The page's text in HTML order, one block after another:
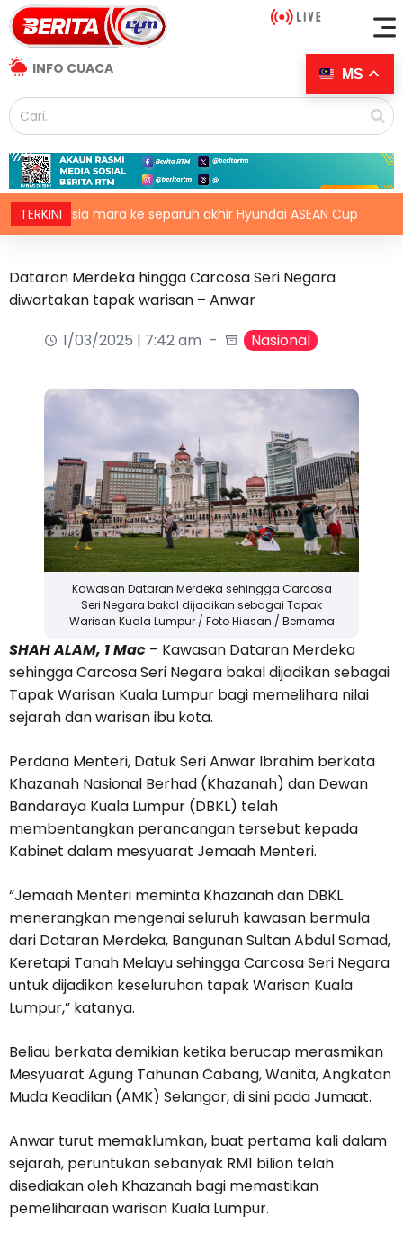
INFO CUACA
TERKINImara ke separuh akhir Hyundai ASEAN Cup
Dataran Merdeka hingga Carcosa Seri Negara
diwartakan tapak warisan – Anwar
1/03/2025 | 7:42 am
Nasional
Kawasan Dataran Merdeka sehingga Carcosa
Seri Negara bakal dijadikan sebagai Tapak
Warisan Kuala Lumpur / Foto Hiasan / Bernama
SHAH ALAM, 1 Mac – Kawasan Dataran Merdeka
sehingga Carcosa Seri Negara bakal dijadikan sebagai
Tapak Warisan Kuala Lumpur bagi memelihara nilai
sejarah dan warisan ibu kota.
Perdana Menteri, Datuk Seri Anwar Ibrahim berkata
Khazanah Nasional Berhad (Khazanah) dan Dewan
Bandaraya Kuala Lumpur (DBKL) telah
membentangkan perancangan tersebut kepada
Kabinet dalam mesyuarat Jemaah Menteri.
“Jemaah Menteri meminta Khazanah dan DBKL
menerangkan mengenai seluruh kawasan bermula
dari Dataran Merdeka, Bangunan Sultan Abdul Samad,
Keretapi Tanah Melayu sehingga Carcosa Seri Negara
untuk dijadikan keseluruhan tapak Warisan Kuala
Lumpur,” katanya.
Beliau berkata demikian ketika berucap merasmikan
Mesyuarat Agung Tahunan Cabang, Wanita, Angkatan
Muda Keadilan (AMK) Selangor, di sini pada Jumaat.
Anwar turut memaklumkan, buat pertama kali dalam
sejarah, peruntukan sebanyak RM1 bilion telah
disediakan oleh Khazanah bagi memastikan
pemeliharaan warisan Kuala Lumpur.
MS